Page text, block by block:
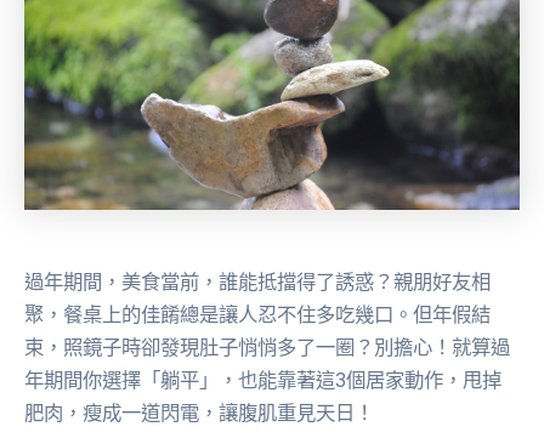
過年期間，美食當前，誰能抵擋得了誘惑？親朋好友相
聚，餐桌上的佳餚總是讓人忍不住多吃幾口。但年假結
束，照鏡子時卻發現肚子悄悄多了一圈？別擔心！就算過
年期間你選擇「躺平」，也能靠著這3個居家動作，甩掉
肥肉，瘦成一道閃電，讓腹肌重見天日！